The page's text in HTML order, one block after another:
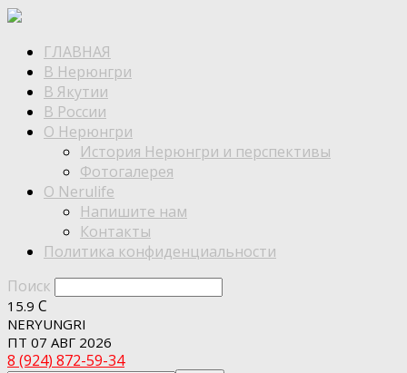
ГЛАВНАЯ
В Нерюнгри
В Якутии
В России
О Нерюнгри
История Нерюнгри и перспективы
Фотогалерея
О Nerulife
Напишите нам
Контакты
Политика конфиденциальности
Поиск
15.9 C
NERYUNGRI
ПТ 07 АВГ 2026
8 (924) 872-59-34